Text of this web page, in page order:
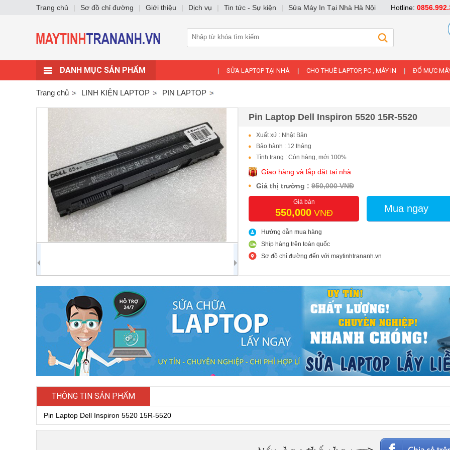
DANH MỤC SẢN PHẨM SỬA LAPTOP TẠI NHÀ CHO THUÊ LAPTOP, PC , MÁY IN ĐỔ MỰC
Trang chủ LINH KIỆN LAPTOP PIN LAPTOP
Pin Laptop Dell Inspiron 5520 15R-5520
Xuất xứ : Nhật Bản
Bảo hành : 12 tháng
Tình trạng : Còn hàng, mới 100%
Giao hàng và lắp đặt tại nhà
Giá thị trường : 950,000 VNĐ
Giá bán
550,000VNĐ Mua ngay
Hướng dẫn mua hàng
Ship hàng trên toàn quốc
Sơ đồ chỉ đường đến với maytinhtrananh.vn
THÔNG TIN SẢN PHẨM
Pin Laptop Dell Inspiron 5520 15R-5520
Trang chủ | Sơ đồ chỉ đường | Giới thiệu | Dịch vụ | Tin tức - Sự kiện | Sửa Máy In Tại Nhà Hà Nội Hotline: